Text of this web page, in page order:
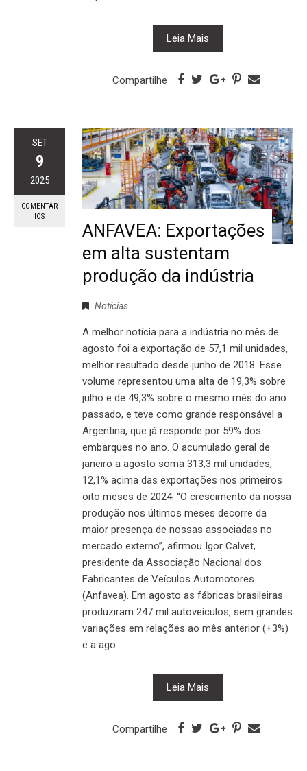
Leia Mais
Compartilhe
SET
9
2025
COMENTÁR
IOS
ANFAVEA: Exportações
em alta sustentam
produção da indústria
Notícias
A melhor notícia para a indústria no mês de
agosto foi a exportação de 57,1 mil unidades,
melhor resultado desde junho de 2018. Esse
volume representou uma alta de 19,3% sobre
julho e de 49,3% sobre o mesmo mês do ano
passado, e teve como grande responsável a
Argentina, que já responde por 59% dos
embarques no ano. O acumulado geral de
janeiro a agosto soma 313,3 mil unidades,
12,1% acima das exportações nos primeiros
oito meses de 2024. “O crescimento da nossa
produção nos últimos meses decorre da
maior presença de nossas associadas no
mercado externo”, afirmou Igor Calvet,
presidente da Associação Nacional dos
Fabricantes de Veículos Automotores
(Anfavea). Em agosto as fábricas brasileiras
produziram 247 mil autoveículos, sem grandes
variações em relações ao mês anterior (+3%)
e a ago
Leia Mais
Compartilhe